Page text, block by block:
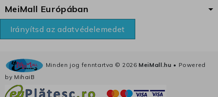
MeiMall Európában
Irányítsd az adatvédelemedet
Minden jog fenntartva © 2026MeiMall.hu • Powered
by MihaiB